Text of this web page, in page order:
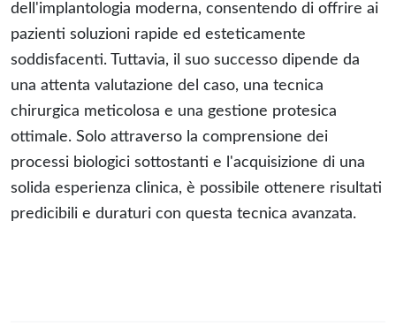
dell'implantologia moderna, consentendo di offrire ai
pazienti soluzioni rapide ed esteticamente
soddisfacenti. Tuttavia, il suo successo dipende da
una attenta valutazione del caso, una tecnica
chirurgica meticolosa e una gestione protesica
ottimale. Solo attraverso la comprensione dei
processi biologici sottostanti e l'acquisizione di una
solida esperienza clinica, è possibile ottenere risultati
predicibili e duraturi con questa tecnica avanzata.